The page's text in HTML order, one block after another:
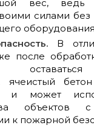
вес, ведь
силами без
В
после
ячеистый
и может
объектов
к пожарной